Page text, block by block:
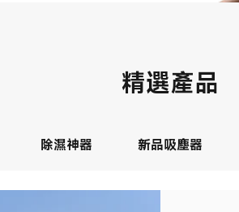
精選產品
除濕神器 新品吸塵器